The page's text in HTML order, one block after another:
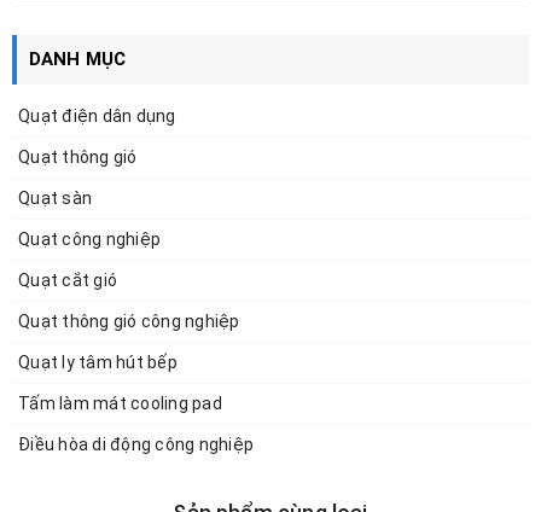
DANH MỤC
Quạt điện dân dụng
Quạt thông gió
Quạt sàn
Quạt công nghiệp
Quạt cắt gió
Quạt thông gió công nghiệp
Quạt ly tâm hút bếp
Tấm làm mát cooling pad
Điều hòa di động công nghiệp